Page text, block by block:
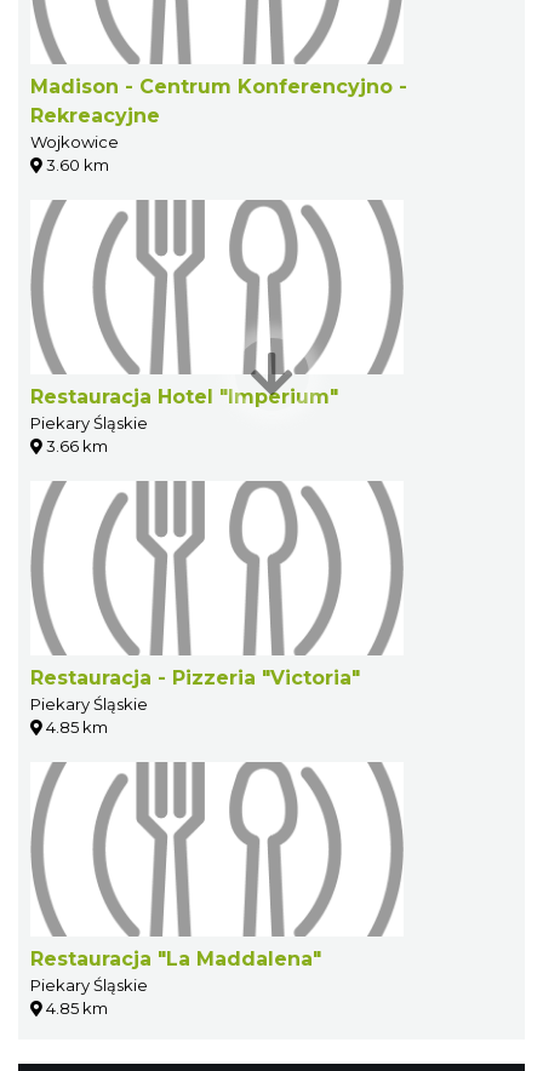
Madison - Centrum Konferencyjno -
Rekreacyjne
Wojkowice
3.60 km
Restauracja Hotel "Imperium"
Piekary Śląskie
3.66 km
Restauracja - Pizzeria "Victoria"
Piekary Śląskie
4.85 km
Restauracja "La Maddalena"
Piekary Śląskie
4.85 km